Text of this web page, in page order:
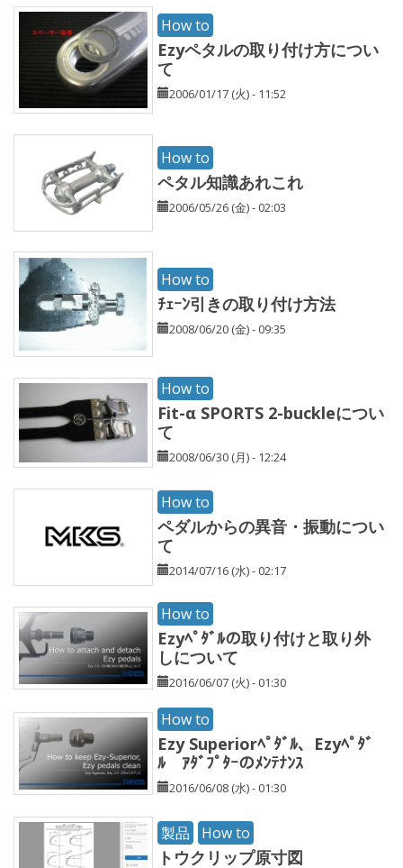
How to
Ezyペタルの取り付け方につい
て
2006/01/17 (火) - 11:52
How to
ペタル知識あれこれ
2006/05/26 (金) - 02:03
How to
ﾁｪｰﾝ引きの取り付け方法
2008/06/20 (金) - 09:35
How to
Fit-α SPORTS 2-buckleについ
て
2008/06/30 (月) - 12:24
How to
ペダルからの異音・振動につい
て
2014/07/16 (水) - 02:17
How to
Ezyﾍﾟﾀﾞﾙの取り付けと取り外
しについて
2016/06/07 (火) - 01:30
How to
Ezy Superiorﾍﾟﾀﾞﾙ、Ezyﾍﾟﾀﾞ
ﾙ ｱﾀﾞﾌﾟﾀｰのﾒﾝﾃﾅﾝｽ
2016/06/08 (水) - 01:30
製品 How to
トウクリップ原寸図